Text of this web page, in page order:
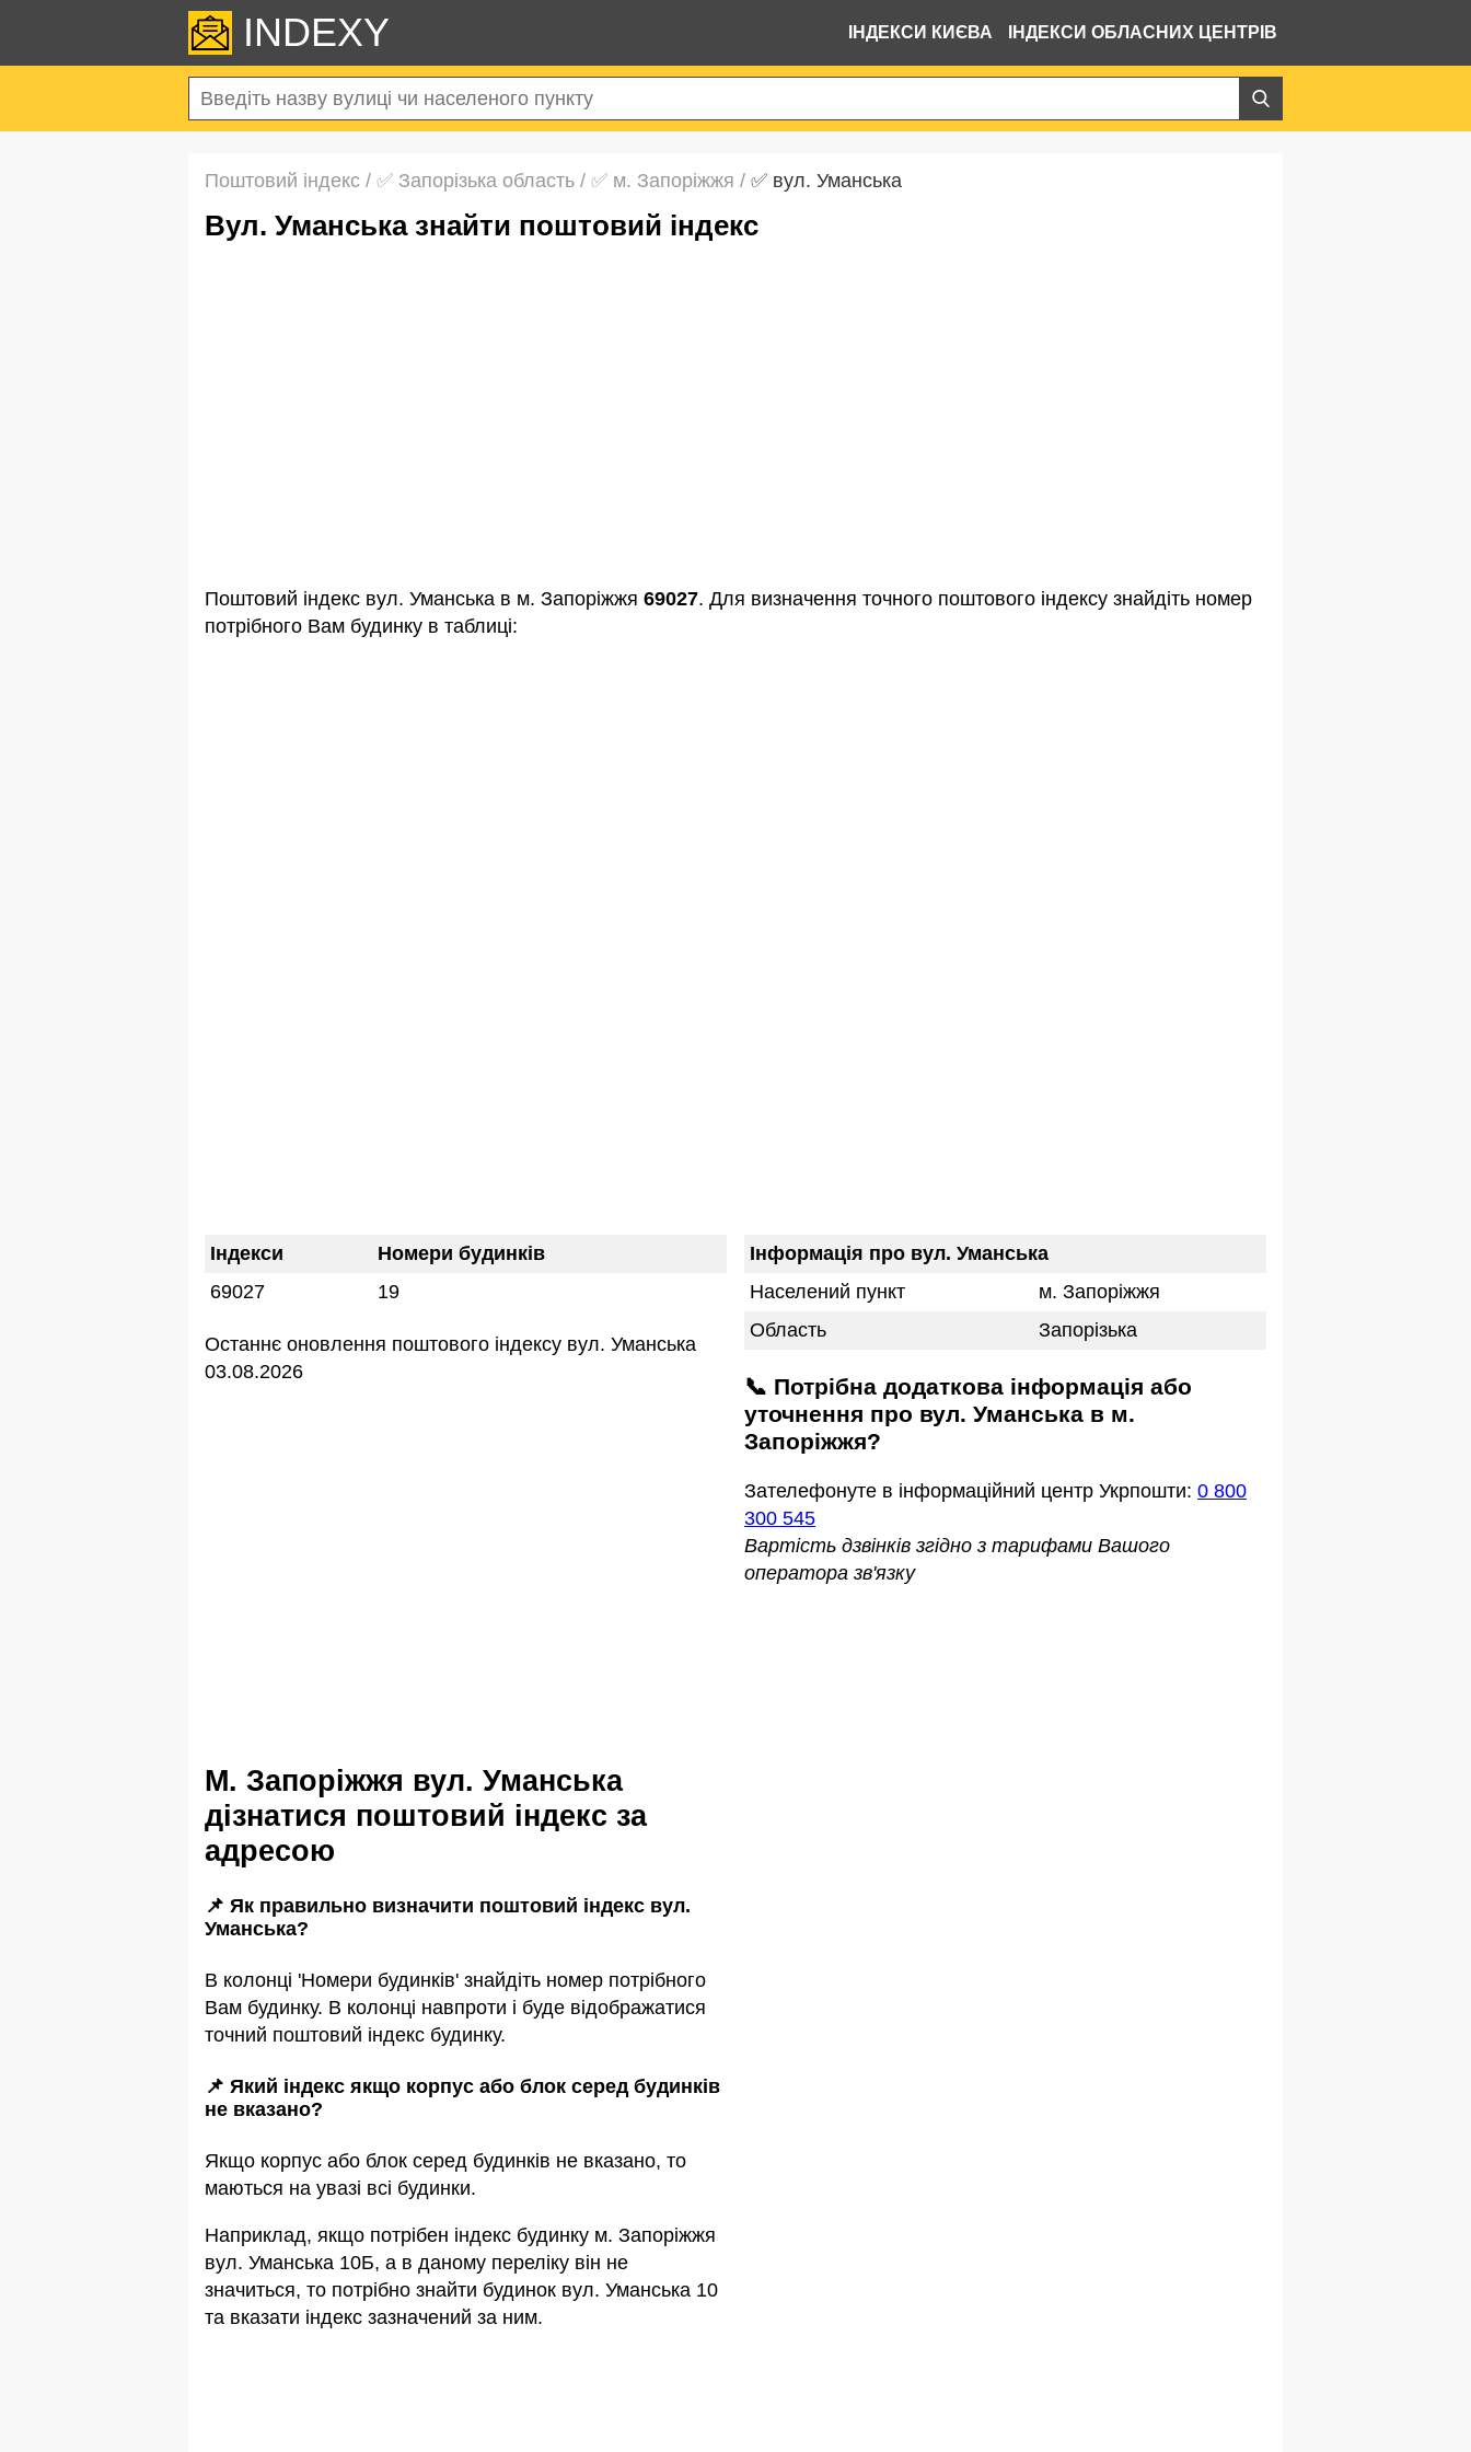
INDEXY ІНДЕКСИ КИЄВА ІНДЕКСИ ОБЛАСНИХ ЦЕНТРІВ
Поштовий індекс / ✅ Запорізька область / ✅ м. Запоріжжя / ✅ вул. Уманська
вул. Уманська знайти поштовий індекс
Поштовий індекс вул. Уманська в м. Запоріжжя 69027. Для визначення точного поштового індексу знайдіть номер
потрібного Вам будинку в таблиці:
Індекси
Номери будинків
69027
19
Останнє оновлення поштового індексу вул. Уманська
03.08.2026
м. Запоріжжя вул. Уманська
дізнатися поштовий індекс за
адресою
📌 Як правильно визначити поштовий індекс вул.
Уманська?
В колонці 'Номери будинків' знайдіть номер потрібного
Вам будинку. В колонці навпроти і буде відображатися
точний поштовий індекс будинку.
📌 Який індекс якщо корпус або блок серед будинкiв
не вказано?
Якщо корпус або блок серед будинкiв не вказано, то
маються на увазi всi будинки.
Наприклад, якщо потрiбен індекс будинку м. Запоріжжя
вул. Уманська 10Б, а в даному переліку він не
значиться, то потрібно знайти будинок вул. Уманська 10
та вказати індекс зазначений за ним.
Інформація про вул. Уманська
Населений пункт
м. Запоріжжя
Область
Запорізька
📞 Потрібна додаткова інформація або
уточнення про вул. Уманська в м.
Запоріжжя?
Зателефонуте в інформаційний центр Укрпошти: 0 800
300 545
Вартість дзвінків згідно з тарифами Вашого
оператора зв'язку